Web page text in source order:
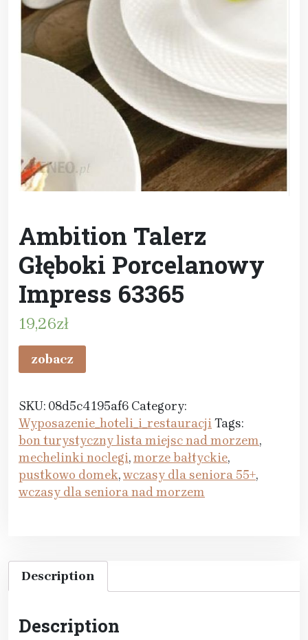
Ambition Talerz
Głęboki Porcelanowy
Impress 63365
19,26zł
zobacz
SKU: 08d5c4195af6 Category:
Wyposazenie_hoteli_i_restauracjiTags:
bon turystyczny lista miejsc nad morzem,
mechelinki noclegi,morze bałtyckie,
pustkowo domek,wczasy dla seniora 55+,
wczasy dla seniora nad morzem
Description
Description